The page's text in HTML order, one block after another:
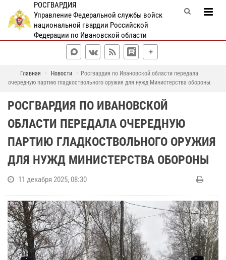
РОСГВАРДИЯ
Управление Федеральной службы войск
национальной гвардии Российской
Федерации по Ивановской области
Главная Новости
Росгвардия по Ивановской области передала
очередную партию гладкоствольного оружия для нужд Министерства обороны
РОСГВАРДИЯ ПО ИВАНОВСКОЙ
ОБЛАСТИ ПЕРЕДАЛА ОЧЕРЕДНУЮ
ПАРТИЮ ГЛАДКОСТВОЛЬНОГО ОРУЖИЯ
ДЛЯ НУЖД МИНИСТЕРСТВА ОБОРОНЫ
11 декабря 2025, 08:30